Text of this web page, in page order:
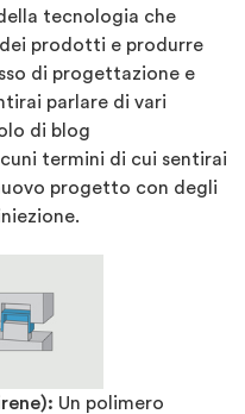
tecnologia che
prodotti e produrre
di progettazione e
parlare di vari
di blog
termini di cui sentirai
progetto con degli
Un polimero